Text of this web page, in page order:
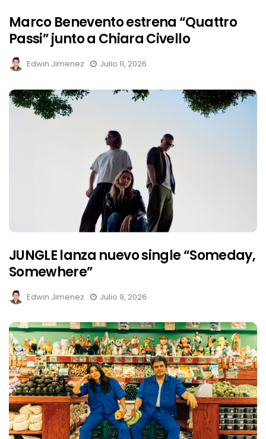
Marco Benevento estrena “Quattro
Passi” junto a Chiara Civello
Edwin Jimenez Julio 11, 2026
JUNGLE lanza nuevo single “Someday,
Somewhere”
Edwin Jimenez Julio 9, 2026